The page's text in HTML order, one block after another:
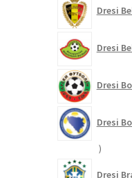
Dresi
Dresi
Dresi
Dresi
20
Dresi